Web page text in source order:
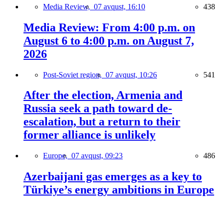
Media Review, 07 avqust, 16:10 438
Media Review: From 4:00 p.m. on
August 6 to 4:00 p.m. on August 7,
2026
Post-Soviet region, 07 avqust, 10:26 541
After the election, Armenia and
Russia seek a path toward de-
escalation, but a return to their
former alliance is unlikely
Europe, 07 avqust, 09:23 486
Azerbaijani gas emerges as a key to
Türkiye’s energy ambitions in Europe